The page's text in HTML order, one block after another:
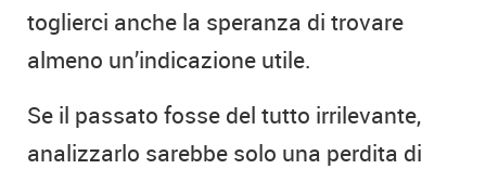
toglierci anche la speranza di trovare
almeno un’indicazione utile.
Se il passato fosse del tutto irrilevante,
analizzarlo sarebbe solo una perdita di